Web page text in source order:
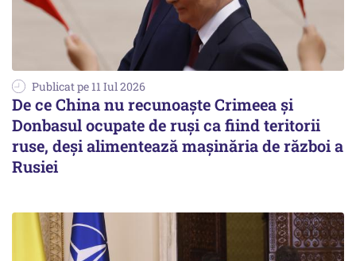
Publicat pe 11 Iul 2026
De ce China nu recunoaște Crimeea și
Donbasul ocupate de ruși ca fiind teritorii
ruse, deși alimentează mașinăria de război a
Rusiei